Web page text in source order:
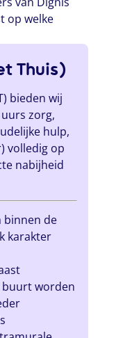
op welke
Thuis)
bieden wij
zorg,
hulp,
volledig op
nabijheid
binnen de
karakter
worden